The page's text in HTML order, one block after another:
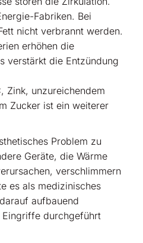
Fabriken. Bei
nicht verbrannt werden.
erhöhen die
verstärkt die Entzündung
Zink, unzureichendem
Zucker ist ein weiterer
Problem zu
Geräte, die Wärme
verschlimmern
es als medizinisches
aufbauend
durchgeführt